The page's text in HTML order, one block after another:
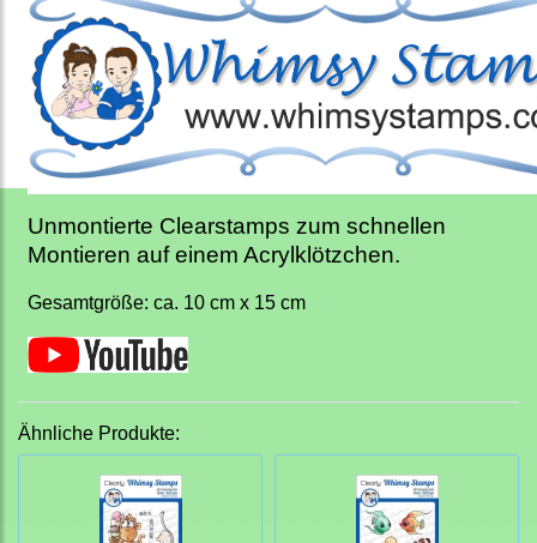
Unmontierte Clearstamps zum schnellen
Montieren auf einem Acrylklötzchen.
Gesamtgröße: ca. 10 cm x 15 cm
Ähnliche Produkte: